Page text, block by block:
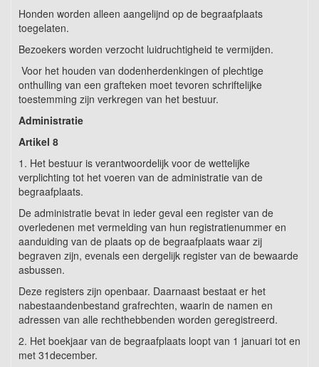
Honden worden alleen aangelijnd op de begraafplaats
toegelaten.
Bezoekers worden verzocht luidruchtigheid te vermijden.
Voor het houden van dodenherdenkingen of plechtige
onthulling van een grafteken moet tevoren schriftelijke
toestemming zijn verkregen van het bestuur.
Administratie
Artikel 8
1. Het bestuur is verantwoordelijk voor de wettelijke
verplichting tot het voeren van de administratie van de
begraafplaats.
De administratie bevat in ieder geval een register van de
overledenen met vermelding van hun registratienummer en
aanduiding van de plaats op de begraafplaats waar zij
begraven zijn, evenals een dergelijk register van de bewaarde
asbussen.
Deze registers zijn openbaar. Daarnaast bestaat er het
nabestaandenbestand grafrechten, waarin de namen en
adressen van alle rechthebbenden worden geregistreerd.
2. Het boekjaar van de begraafplaats loopt van 1 januari tot en
met 31december.